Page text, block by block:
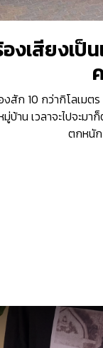
องเสียงเ
สัก 10 กว่ากิโลเมตร
บ้าน เวลาจะไปจะม
ตกหนัก